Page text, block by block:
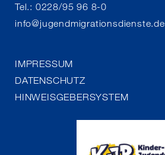
Tel.: 0228/95 96 8-0
info@jugendmigrationsdienste.de
IMPRESSUM
DATENSCHUTZ
HINWEISGEBERSYSTEM